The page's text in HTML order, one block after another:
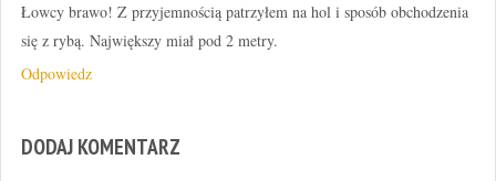
Łowcy brawo! Z przyjemnością patrzyłem na hol i sposób obchodzenia
się z rybą. Największy miał pod 2 metry.
Odpowiedz
DODAJ KOMENTARZ